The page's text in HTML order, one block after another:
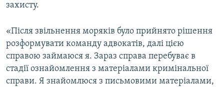
захисту.
«Після звільнення моряків було прийнято рішення
розформувати команду адвокатів, далі цією
справою займаюся я. Зараз справа перебуває в
стадії ознайомлення з матеріалами кримінальної
справи. Я знайомлюся з письмовими матеріалами,